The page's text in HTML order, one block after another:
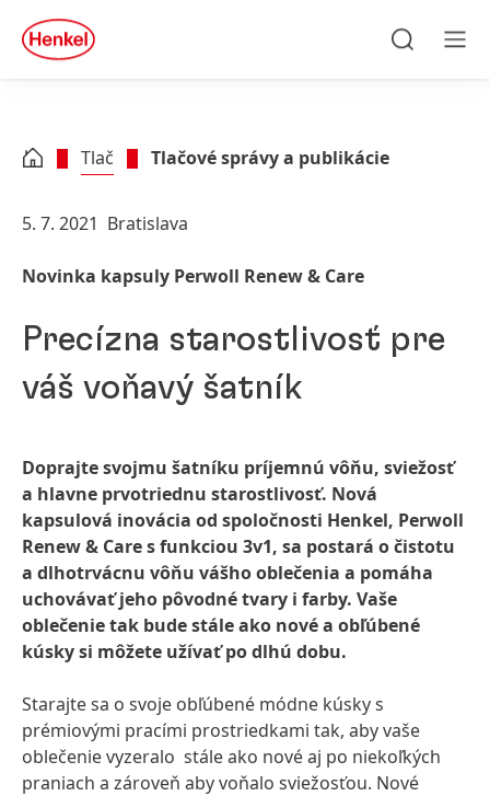
Skip to footer
quick
search
Tlač Tlačové správy a publikácie
5. 7. 2021 Bratislava
Novinka kapsuly Perwoll Renew & Care
Precízna starostlivosť pre
váš voňavý šatník
Doprajte svojmu šatníku príjemnú vôňu, sviežosť
a hlavne prvotriednu starostlivosť. Nová
kapsulová inovácia od spoločnosti Henkel, Perwoll
Renew & Care s funkciou 3v1, sa postará o čistotu
a dlhotrvácnu vôňu vášho oblečenia a pomáha
uchovávať jeho pôvodné tvary i farby. Vaše
oblečenie tak bude stále ako nové a obľúbené
kúsky si môžete užívať po dlhú dobu.
Starajte sa o svoje obľúbené módne kúsky s
prémiovými pracími prostriedkami tak, aby vaše
oblečenie vyzeralo stále ako nové aj po niekoľkých
praniach a zároveň aby voňalo sviežosťou. Nové